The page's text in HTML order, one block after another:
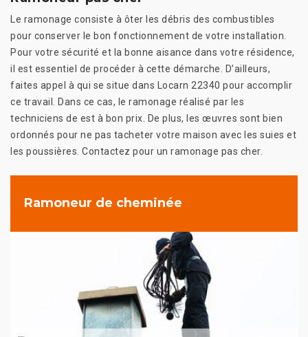
Le ramonage consiste à ôter les débris des combustibles
pour conserver le bon fonctionnement de votre installation.
Pour votre sécurité et la bonne aisance dans votre résidence,
il est essentiel de procéder à cette démarche. D’ailleurs,
faites appel à qui se situe dans Locarn 22340 pour accomplir
ce travail. Dans ce cas, le ramonage réalisé par les
techniciens de est à bon prix. De plus, les œuvres sont bien
ordonnés pour ne pas tacheter votre maison avec les suies et
les poussières. Contactez pour un ramonage pas cher.
Ramoneur de cheminée